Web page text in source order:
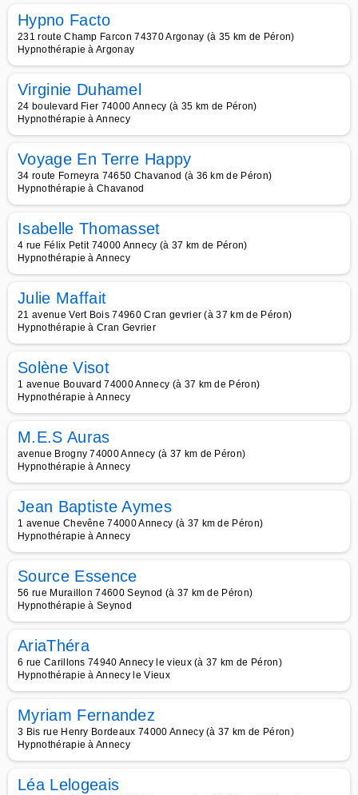
Hypno Facto
231 route Champ Farcon 74370 Argonay (à 35 km de Péron)
Hypnothérapie à Argonay
Virginie Duhamel
24 boulevard Fier 74000 Annecy (à 35 km de Péron)
Hypnothérapie à Annecy
Voyage En Terre Happy
34 route Forneyra 74650 Chavanod (à 36 km de Péron)
Hypnothérapie à Chavanod
Isabelle Thomasset
4 rue Félix Petit 74000 Annecy (à 37 km de Péron)
Hypnothérapie à Annecy
Julie Maffait
21 avenue Vert Bois 74960 Cran gevrier (à 37 km de Péron)
Hypnothérapie à Cran Gevrier
Solène Visot
1 avenue Bouvard 74000 Annecy (à 37 km de Péron)
Hypnothérapie à Annecy
M.E.S Auras
avenue Brogny 74000 Annecy (à 37 km de Péron)
Hypnothérapie à Annecy
Jean Baptiste Aymes
1 avenue Chevêne 74000 Annecy (à 37 km de Péron)
Hypnothérapie à Annecy
Source Essence
56 rue Muraillon 74600 Seynod (à 37 km de Péron)
Hypnothérapie à Seynod
AriaThéra
6 rue Carillons 74940 Annecy le vieux (à 37 km de Péron)
Hypnothérapie à Annecy le Vieux
Myriam Fernandez
3 Bis rue Henry Bordeaux 74000 Annecy (à 37 km de Péron)
Hypnothérapie à Annecy
Léa Lelogeais